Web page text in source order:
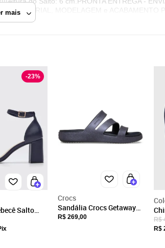
LTDA
mais
- MATERIAL, MODELAGEM e ACABAMENTO
-23%
Salto
Marinho
Crocs
Sandália Crocs Getaway
Glimmer Strappy Deep
R$ 269,00
R$
R$